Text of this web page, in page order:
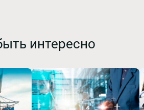
интересно